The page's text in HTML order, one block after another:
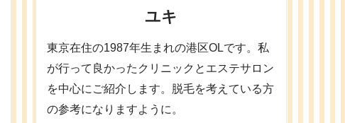
ユキ
東京在住の1987年生まれの港区OLです。私
が行って良かったクリニックとエステサロン
を中心にご紹介します。脱毛を考えている方
の参考になりますように。